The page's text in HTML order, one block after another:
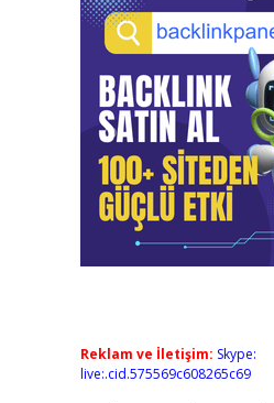
Reklam ve İletişim: Skype:
live:.cid.575569c608265c69